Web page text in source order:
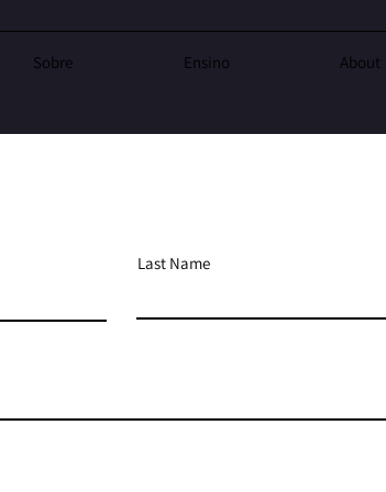
Sobre Ensino About
Last Name